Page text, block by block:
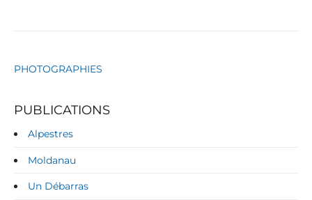
PHOTOGRAPHIES
PUBLICATIONS
Alpestres
Moldanau
Un Débarras